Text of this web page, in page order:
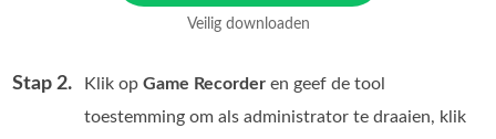
Veilig downloaden
Stap 2. Klik opGame Recorder en geef de tool
toestemming om als administrator te draaien, klik